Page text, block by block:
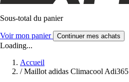
Sous-total du panier
Voir mon panier Continuer mes achats
Loading...
Accueil
/ Maillot adidas Climacool Adi365